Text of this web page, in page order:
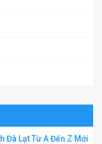
Đà Lạt Từ A Đến Z Mới